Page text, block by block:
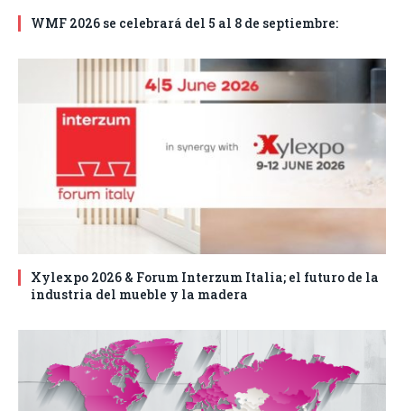
WMF 2026 se celebrará del 5 al 8 de septiembre:
Xylexpo 2026 & Forum Interzum Italia; el futuro de la
industria del mueble y la madera